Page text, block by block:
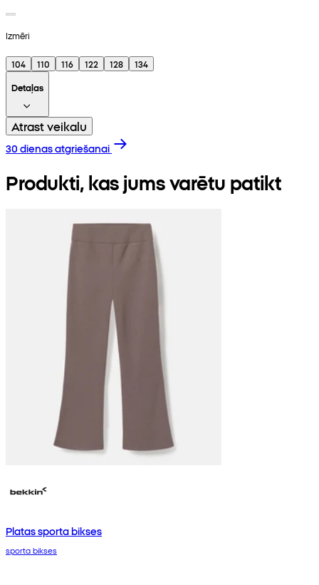
Izmēri
104 110 116 122 128
134
Detaļas
Atrast veikalu
30 dienas atgriešanai
Produkti, kas jums varētu patikt
Platas sporta bikses
sporta bikses